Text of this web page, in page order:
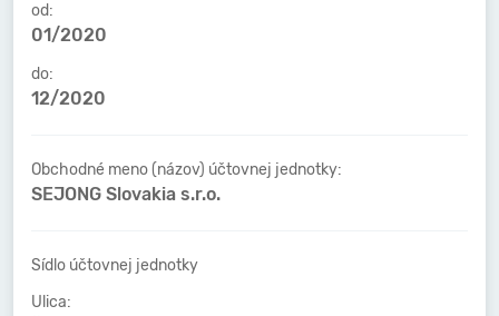
od:
01/2020
do:
12/2020
Obchodné meno (názov) účtovnej jednotky:
SEJONG Slovakia s.r.o.
Sídlo účtovnej jednotky
Ulica: